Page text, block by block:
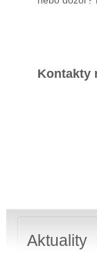
Kontakty
Aktuality